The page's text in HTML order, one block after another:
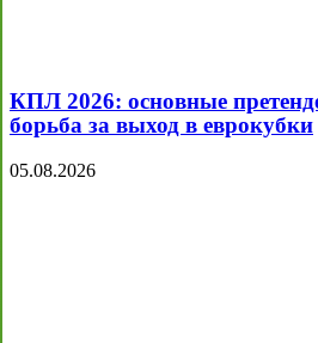
КПЛ 2026: основные
борьба за выход в еврокубки
05.08.2026